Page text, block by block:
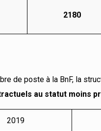
2180
de poste à la BnF, la
au statut moins
2019